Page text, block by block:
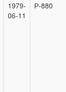
1979-
06-11
Р-880